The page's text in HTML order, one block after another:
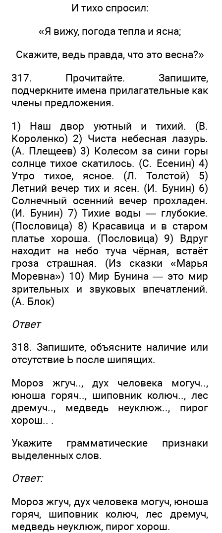
И тихо спросил:
«Я вижу, погода тепла и ясна;
Скажите, ведь правда, что это весна?»
317. Прочитайте. Запишите,
подчеркните имена прилагательные как
члены предложения.
1) Наш двор уютный и тихий. (В.
Короленко) 2) Чиста небесная лазурь.
(А. Плещеев) 3) Колесом за сини горы
солнце тихое скатилось. (С. Есенин) 4)
Утро тихое, ясное. (Л. Толстой) 5)
Летний вечер тих и ясен. (И. Бунин) 6)
Солнечный осенний вечер прохладен.
(И. Бунин) 7) Тихие воды — глубокие.
(Пословица) 8) Красавица и в старом
платье хороша. (Пословица) 9) Вдруг
находит на небо туча чёрная, встаёт
гроза страшная. (Из сказки «Марья
Моревна») 10) Мир Бунина — это мир
зрительных и звуковых впечатлений.
(А. Блок)
Ответ
318. Запишите, объясните наличие или
отсутствие Ь после шипящих.
Мороз жгуч.., дух человека могуч..,
юноша горяч.., шиповник колюч.., лес
дремуч.., медведь неуклюж.., пирог
хорош.. .
Укажите грамматические признаки
выделенных слов.
Ответ:
Мороз жгуч, дух человека могуч, юноша
горяч, шиповник колюч, лес дремуч,
медведь неуклюж, пирог хорош.